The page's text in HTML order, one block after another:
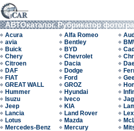
АВТОкаталог. Рубрикатор
Acura Alfa Romeo
avia
Bentley
Buick
BYD
Chery
Chevrolet
Citroen
Dacia
DAF
Dodge
FIAT
Ford
GREAT WALL
GROZ
Hummer
Hyundai
Isuzu
Iveco
Jeep
KIA
Lancia
Land Rover
Lotus
Mazda
Mercedes-Benz
Mercury